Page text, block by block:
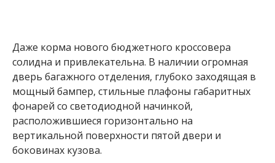
Даже корма нового бюджетного кроссовера
солидна и привлекательна. В наличии огромная
дверь багажного отделения, глубоко заходящая в
мощный бампер, стильные плафоны габаритных
фонарей со светодиодной начинкой,
расположившиеся горизонтально на
вертикальной поверхности пятой двери и
боковинах кузова.